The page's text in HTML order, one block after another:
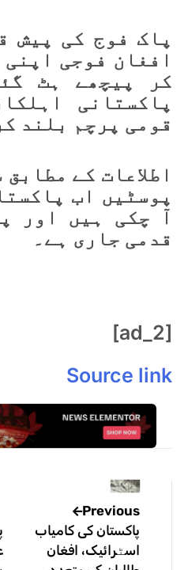
پاک فوج کی پیش
افغان فوجی
کر پیچھے ہٹ
پاکستانی
قومی پرچم بلند
اطلاعات کے
پوسٹیں اب
آ چکی ہیں اور
قدمی جاری ہے۔
[ad_2]
Source link
Previous
پاکستان کی کامیاب
اسٹرائیک، افغان